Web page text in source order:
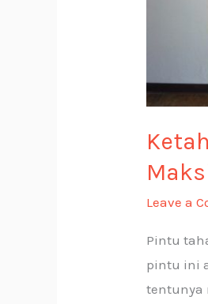
Leave a
Pintu
pintu ini
tentunya